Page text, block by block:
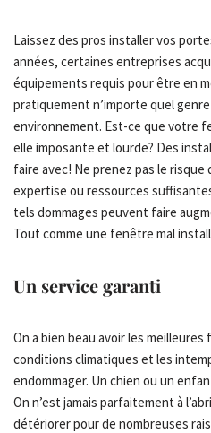
Laissez des pros installer vos
années, certaines entreprises
équipements requis pour être en
pratiquement n’importe quel
environnement. Est-ce que votre
elle imposante et lourde? Des
faire avec! Ne prenez pas le risque
expertise ou ressources
tels dommages peuvent faire
Tout comme une fenêtre mal
Un service garanti
On a bien beau avoir les
conditions climatiques et les
endommager. Un chien ou un
On n’est jamais parfaitement à
détériorer pour de nombreuses